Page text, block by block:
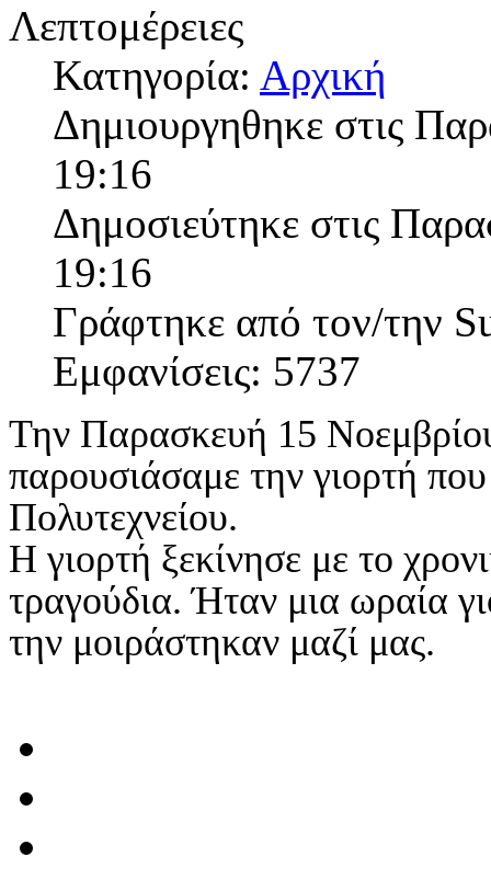
Λεπτομέρειες
Κατηγορία: Αρχική
Δημιουργηθηκε στις
19:16
Δημοσιεύτηκε στις
19:16
Γράφτηκε από τον/την
Εμφανίσεις: 5737
Την Παρασκευή 15
παρουσιάσαμε την γιορτή
Πολυτεχνείου.
Η γιορτή ξεκίνησε με το
τραγούδια. Ήταν μια ωραία
την μοιράστηκαν μαζί μας.